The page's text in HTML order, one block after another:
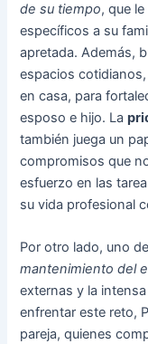
de su tiempo, que
específicos a su
apretada. Además,
espacios
en casa, para
esposo e hijo. La
también juega un
compromisos que
esfuerzo en las
su vida profesional
Por otro lado, uno
mantenimiento del
externas y la
enfrentar este reto,
pareja, quienes